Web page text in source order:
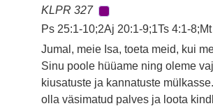
KLPR 327
Ps 25:1-10;2Aj 20:1-9;1Ts 4:1-
Jumal, meie Isa, toeta meid, kui
Sinu poole hüüame ning oleme
kiusatuste ja kannatuste
olla väsimatud palves ja loota